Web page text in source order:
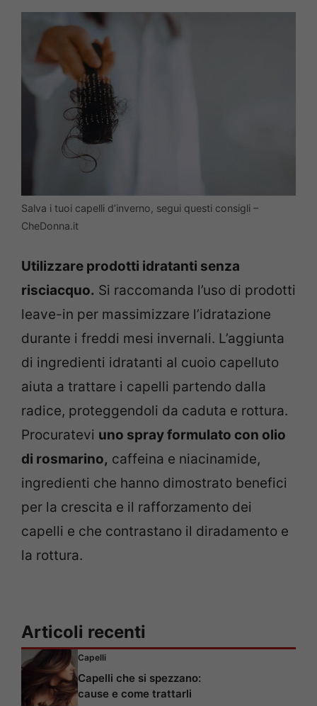
Salva i tuoi capelli d’inverno, segui questi consigli –
CheDonna.it
Utilizzare prodotti idratanti senza
risciacquo. Si raccomanda l’uso di prodotti
leave-in per massimizzare l’idratazione
durante i freddi mesi invernali. L’aggiunta
di ingredienti idratanti al cuoio capelluto
aiuta a trattare i capelli partendo dalla
radice, proteggendoli da caduta e rottura.
Procuratevi uno spray formulato con olio
di rosmarino, caffeina e niacinamide,
ingredienti che hanno dimostrato benefici
per la crescita e il rafforzamento dei
capelli e che contrastano il diradamento e
la rottura.
Articoli recenti
Capelli
Capelli che si spezzano:
cause e come trattarli